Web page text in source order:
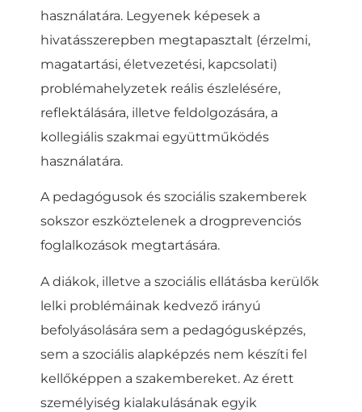
használatára. Legyenek képesek a
hivatásszerepben megtapasztalt (érzelmi,
magatartási, életvezetési, kapcsolati)
problémahelyzetek reális észlelésére,
reflektálására, illetve feldolgozására, a
kollegiális szakmai együttműködés
használatára.
A pedagógusok és szociális szakemberek
sokszor eszköztelenek a drogprevenciós
foglalkozások megtartására.
A diákok, illetve a szociális ellátásba kerülők
lelki problémáinak kedvező irányú
befolyásolására sem a pedagógusképzés,
sem a szociális alapképzés nem készíti fel
kellőképpen a szakembereket. Az érett
személyiség kialakulásának egyik